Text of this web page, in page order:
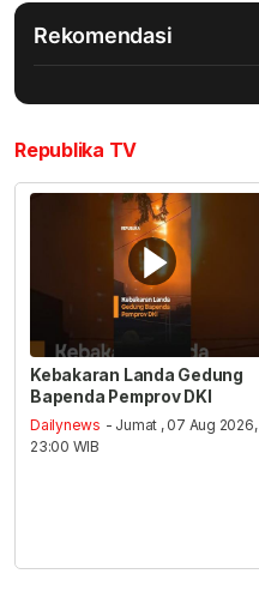
Rekomendasi
Republika TV
Kebakaran Landa Gedung
Bapenda Pemprov DKI
Dailynews - Jumat , 07 Aug 2026,
23:00 WIB